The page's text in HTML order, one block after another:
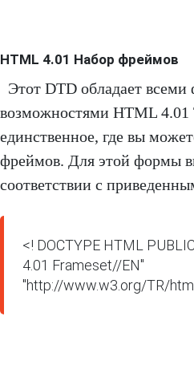
HTML 4.01 Набор фреймов
Этот DTD обладает
возможностями HTML 4.01
единственное, где вы
фреймов. Для этой формы
соответствии с
<! DOCTYPE HTML
4.01 Frameset//EN"
"http://www.w3.org/TR/